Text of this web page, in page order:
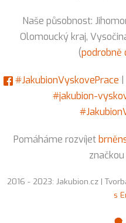
Naše působnost:
Olomoucký kraj,
(podrobně
#JakubionVyskovePrace
#jakubion-
Pomáháme rozvíjet
značkou
2016 - 2023: Jakubion.cz |
s